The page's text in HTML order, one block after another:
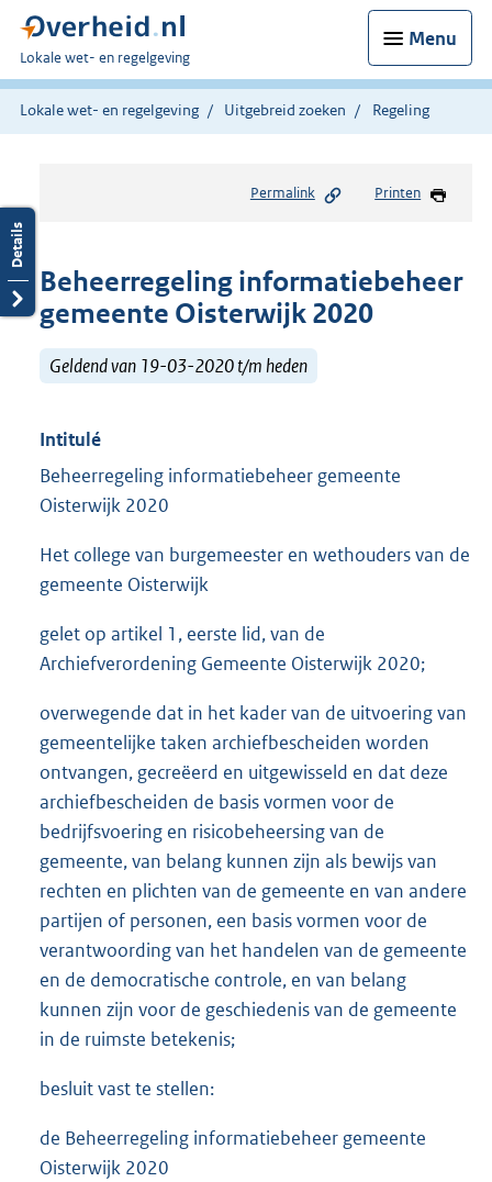
Menu
U
bent
hier:
Lokale wet- en regelgeving
Lokale wet- en regelgeving Uitgebreid zoeken Regeling
Permalink Printen
Beheerregeling informatiebeheer
gemeente Oisterwijk 2020
Geldend van 19-03-2020 t/m heden
Intitulé
Beheerregeling informatiebeheer gemeente
Oisterwijk 2020
Het college van burgemeester en wethouders van de
gemeente Oisterwijk
gelet op artikel 1, eerste lid, van de
Archiefverordening Gemeente Oisterwijk 2020;
overwegende dat in het kader van de uitvoering van
gemeentelijke taken archiefbescheiden worden
ontvangen, gecreëerd en uitgewisseld en dat deze
archiefbescheiden de basis vormen voor de
bedrijfsvoering en risicobeheersing van de
gemeente, van belang kunnen zijn als bewijs van
rechten en plichten van de gemeente en van andere
partijen of personen, een basis vormen voor de
verantwoording van het handelen van de gemeente
en de democratische controle, en van belang
kunnen zijn voor de geschiedenis van de gemeente
in de ruimste betekenis;
besluit vast te stellen:
de Beheerregeling informatiebeheer gemeente
Oisterwijk 2020